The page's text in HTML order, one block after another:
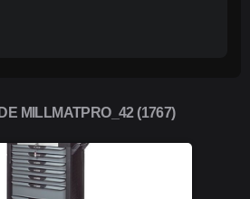
MILLMATPRO_42 (1767)